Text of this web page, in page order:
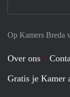
Op Kamers Breda
Over ons
Gratis je Kamer